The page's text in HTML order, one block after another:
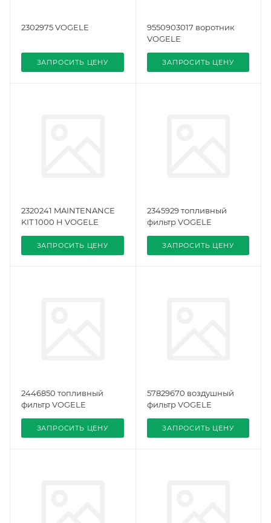
2302975 VOGELE
ЗАПРОСИТЬ ЦЕНУ
9550903017 воротник
VOGELE
ЗАПРОСИТЬ ЦЕНУ
2320241 MAINTENANCE
KIT 1000 H VOGELE
ЗАПРОСИТЬ ЦЕНУ
2345929 топливный
фильтр VOGELE
ЗАПРОСИТЬ ЦЕНУ
2446850 топливный
фильтр VOGELE
ЗАПРОСИТЬ ЦЕНУ
57829670 воздушный
фильтр VOGELE
ЗАПРОСИТЬ ЦЕНУ